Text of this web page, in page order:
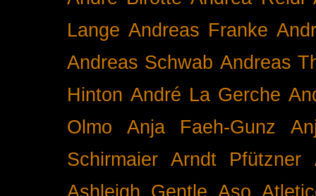
Lange Andreas Franke
Andreas Schwab Andreas
Hinton André La Gerche
Olmo
Anja Faeh-Gunz
Schirmaier
Arndt Pfützner
Ashleigh Gentle Aso